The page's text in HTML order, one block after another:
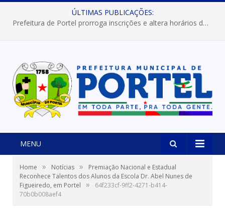
ÚLTIMAS PUBLICAÇÕES:
Prefeitura de Portel prorroga inscrições e altera horários dos concursos “Musa” e “Miss Mix Verão 2026”
MENU
Home » Notícias »
Premiação Nacional e Estadual
Reconhece Talentos dos Alunos da Escola Dr. Abel Nunes de
Figueiredo, em Portel
»
64f233cf-9ff2-4271-b414-
70b0b008aef4